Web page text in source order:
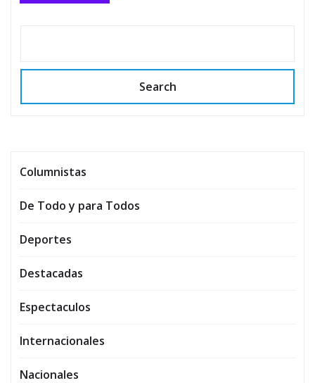
Search
Columnistas
De Todo y para Todos
Deportes
Destacadas
Espectaculos
Internacionales
Nacionales